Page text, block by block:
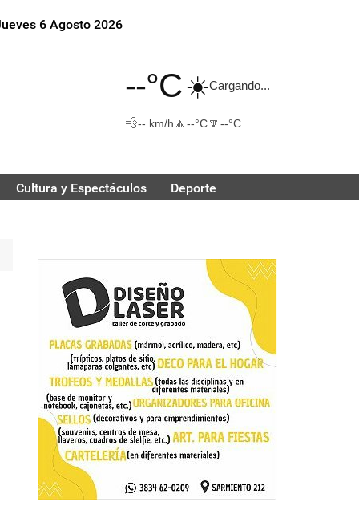
6 Agosto 2026
--°C☀️Cargando...
💨-- km/h 🔼 --°C🔽 --°C
Cultura y Espectáculos Deporte